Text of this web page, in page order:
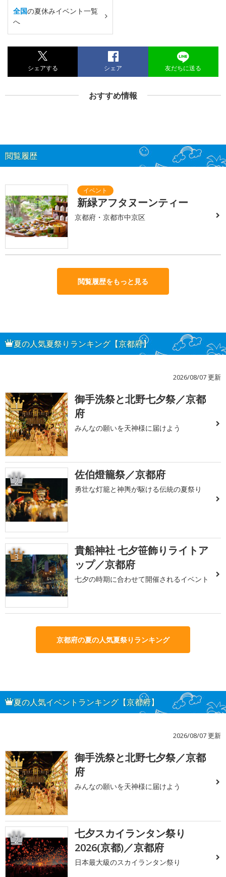
全国の夏休みイベント一覧
へ
シェアする シェア 友だちに送る
おすすめ情報
閲覧履歴
新緑アフタヌーンティー
京都府・京都市中京区
閲覧履歴をもっと見る
夏の人気夏祭りランキング【京都府】
2026/08/07 更新
1
御手洗祭と北野七夕祭／京都
府
みんなの願いを天神様に届けよう
2 佐伯燈籠祭／京都府
勇壮な灯籠と神輿が駆ける伝統の夏祭り
3
貴船神社 七夕笹飾りライトア
ップ／京都府
七夕の時期に合わせて開催されるイベント
京都府の夏の人気夏祭りランキング
夏の人気イベントランキング【京都府】
2026/08/07 更新
1
御手洗祭と北野七夕祭／京都
府
みんなの願いを天神様に届けよう
2
七夕スカイランタン祭り
2026(京都)／京都府
日本最大級のスカイランタン祭り